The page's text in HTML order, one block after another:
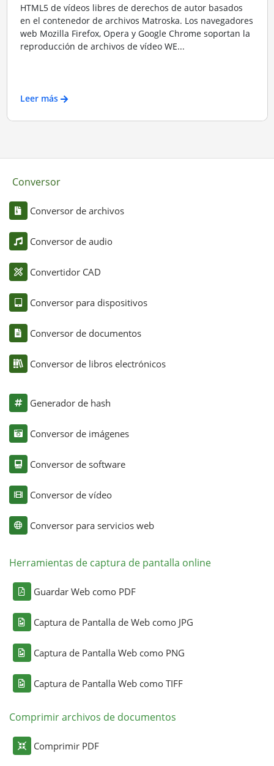
HTML5 de vídeos libres de derechos de autor basados
en el contenedor de archivos Matroska. Los navegadores
web Mozilla Firefox, Opera y Google Chrome soportan la
reproducción de archivos de vídeo WE...
Leer más
Conversor
Conversor de archivos
Conversor de audio
Convertidor CAD
Conversor para dispositivos
Conversor de documentos
Conversor de libros electrónicos
Generador de hash
Conversor de imágenes
Conversor de software
Conversor de vídeo
Conversor para servicios web
Herramientas de captura de pantalla online
Guardar Web como PDF
Captura de Pantalla de Web como JPG
Captura de Pantalla Web como PNG
Captura de Pantalla Web como TIFF
Comprimir archivos de documentos
Comprimir PDF